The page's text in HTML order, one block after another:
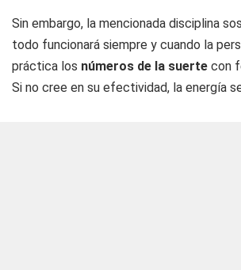
Sin embargo, la mencionada disciplina
todo funcionará siempre y cuando la
práctica los números de la suerte con
Si no cree en su efectividad, la energía